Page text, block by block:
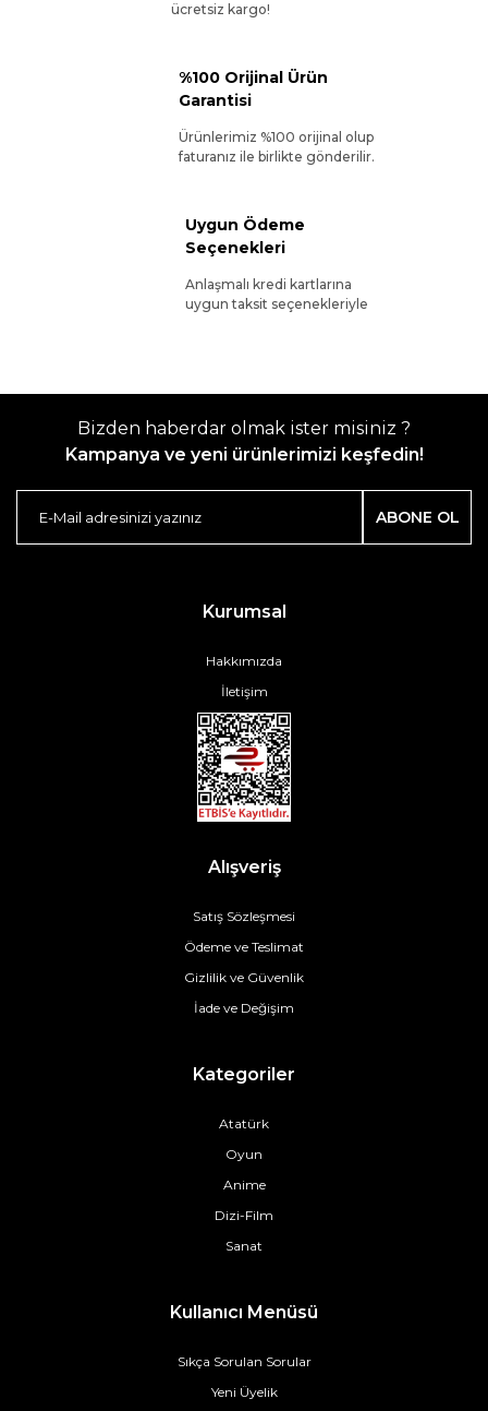
ücretsiz kargo!
%100 Orijinal Ürün
Garantisi
Ürünlerimiz %100 orijinal olup
faturanız ile birlikte gönderilir.
Uygun Ödeme
Seçenekleri
Anlaşmalı kredi kartlarına
uygun taksit seçenekleriyle
Bizden haberdar olmak ister misiniz ?
Kampanya ve yeni ürünlerimizi keşfedin!
ABONE OL
Kurumsal
Hakkımızda
İletişim
Alışveriş
Satış Sözleşmesi
Ödeme ve Teslimat
Gizlilik ve Güvenlik
İade ve Değişim
Kategoriler
Atatürk
Oyun
Anime
Dizi-Film
Sanat
Kullanıcı Menüsü
Sıkça Sorulan Sorular
Yeni Üyelik